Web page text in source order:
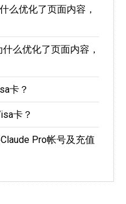
么优化了页面内容，
么优化了页面内容，
卡？
卡？
Pro帐号及充值